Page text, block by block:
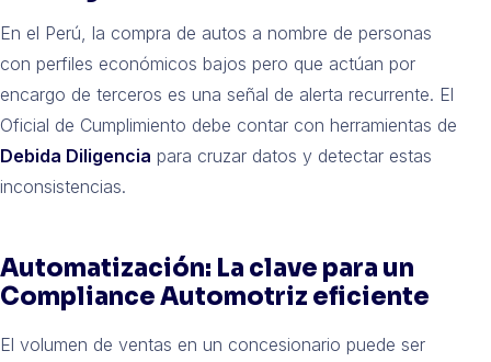
En el Perú, la compra de autos a nombre de personas
con perfiles económicos bajos pero que actúan por
encargo de terceros es una señal de alerta recurrente. El
Oficial de Cumplimiento debe contar con herramientas de
Debida Diligencia para cruzar datos y detectar estas
inconsistencias.
Automatización: La clave para un
Compliance Automotriz eficiente
El volumen de ventas en un concesionario puede ser